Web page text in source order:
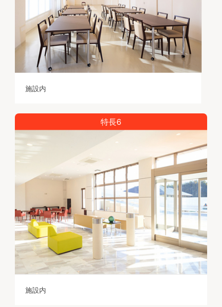
施設内
特長6
施設内